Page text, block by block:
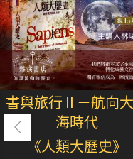
書與旅行Ⅱ－航向
海時代
《人類大歷史》